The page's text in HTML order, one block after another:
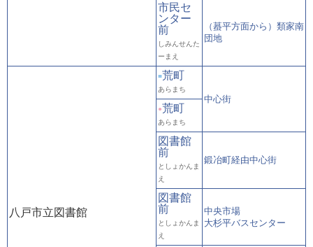
市民セ
ンター
前
しみんせんた
ーまえ
（蟇平方面から）類家南
団地
八戸市立図書館
■荒町
あらまち
中心街
●荒町
あらまち
図書館
前
としょかんま
え
鍛冶町経由中心街
図書館
前
としょかんま
え
中央市場
大杉平バスセンター